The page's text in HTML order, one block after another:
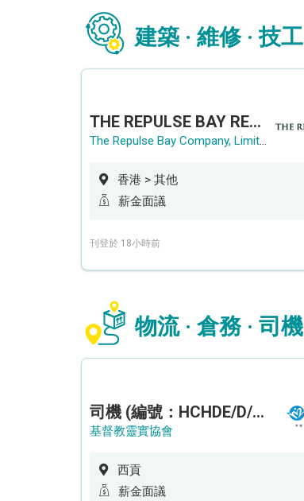
建築 · 維修 · 技工
THE REPULSE BAY RECRUITMENT DAY 淺水灣影灣園人才招聘會
The Repulse Bay Company, Limited
香港 > 其他
薪金面議
刊登於 18小時前
物流 · 倉務 · 司機
司機 (編號：HCHDE/D/CTE)
基督教靈實協會
西貢
薪金面議